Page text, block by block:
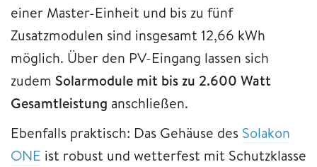
einer Master-Einheit und bis zu fünf
Zusatzmodulen sind insgesamt 12,66 kWh
möglich. Über den PV-Eingang lassen sich
zudem Solarmodule mit bis zu 2.600 Watt
Gesamtleistung anschließen.
Ebenfalls praktisch: Das Gehäuse des Solakon
ONE ist robust und wetterfest mit Schutzklasse